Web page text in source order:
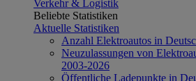
Verkehr & Logistik
Beliebte Statistiken
Aktuelle Statistiken
Anzahl Elektroautos in
Neuzulassungen von
2003-2026
Öffentliche Ladepunkte in